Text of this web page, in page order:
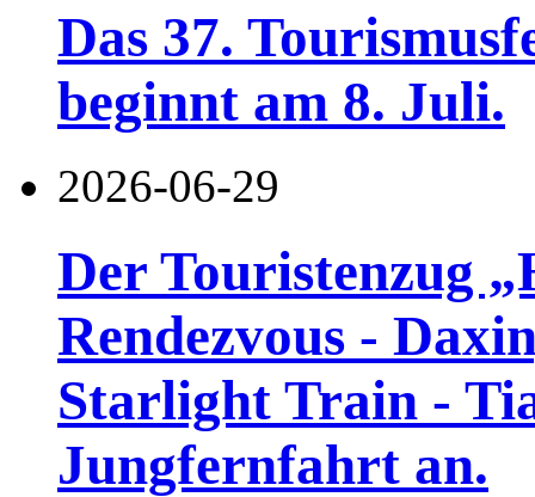
Das 37.
beginnt am 8. Juli.
2026-06-29
Der Touristenzug
Rendezvous -
Starlight Train -
Jungfernfahrt an.